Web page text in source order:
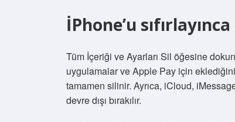
İPhone’u
Tüm İçeriği ve Ayarları Sil öğesine
uygulamalar ve Apple Pay için
tamamen silinir. Ayrıca, iCloud,
devre dışı bırakılır.